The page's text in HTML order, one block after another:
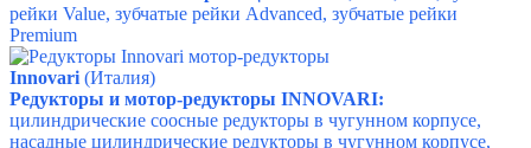
рейки Value, зубчатые рейки Advanced, зубчатые рейки
Premium
Innovari(Италия)
Редукторы и мотор-редукторы INNOVARI:
цилиндрические соосные редукторы в чугунном корпусе,
насадные цилиндрические редукторы в чугунном корпусе,